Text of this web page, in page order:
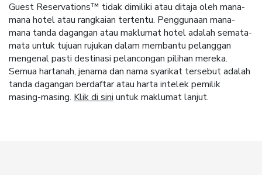
Guest Reservations™ tidak dimiliki atau ditaja oleh mana-
mana hotel atau rangkaian tertentu. Penggunaan mana-
mana tanda dagangan atau maklumat hotel adalah semata-
mata untuk tujuan rujukan dalam membantu pelanggan
mengenal pasti destinasi pelancongan pilihan mereka.
Semua hartanah, jenama dan nama syarikat tersebut adalah
tanda dagangan berdaftar atau harta intelek pemilik
masing-masing. Klik di sini untuk maklumat lanjut.